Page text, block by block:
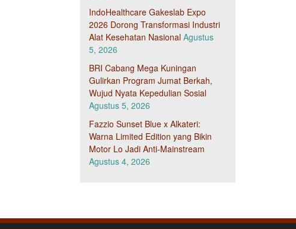
IndoHealthcare Gakeslab Expo
2026 Dorong Transformasi Industri
Alat Kesehatan Nasional Agustus
5, 2026
BRI Cabang Mega Kuningan
Gulirkan Program Jumat Berkah,
Wujud Nyata Kepedulian Sosial
Agustus 5, 2026
Fazzio Sunset Blue x Alkateri:
Warna Limited Edition yang Bikin
Motor Lo Jadi Anti-Mainstream
Agustus 4, 2026